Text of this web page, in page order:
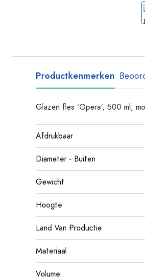
Productkenmerken
Glazen fles 'Opera', 500 ml,
Afdrukbaar
Diameter - Buiten
Gewicht
Hoogte
Land Van Productie
Materiaal
Volume